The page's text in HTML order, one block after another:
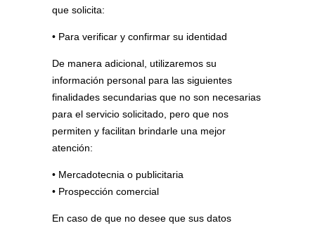
que solicita:
• Para verificar y confirmar su identidad
De manera adicional, utilizaremos su
información personal para las siguientes
finalidades secundarias que no son necesarias
para el servicio solicitado, pero que nos
permiten y facilitan brindarle una mejor
atención:
• Mercadotecnia o publicitaria
• Prospección comercial
En caso de que no desee que sus datos